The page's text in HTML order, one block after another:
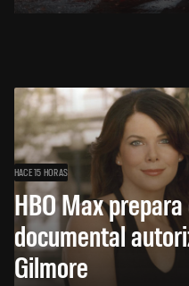
HACE 15 HORAS
HBO Max
documental
Gilmore